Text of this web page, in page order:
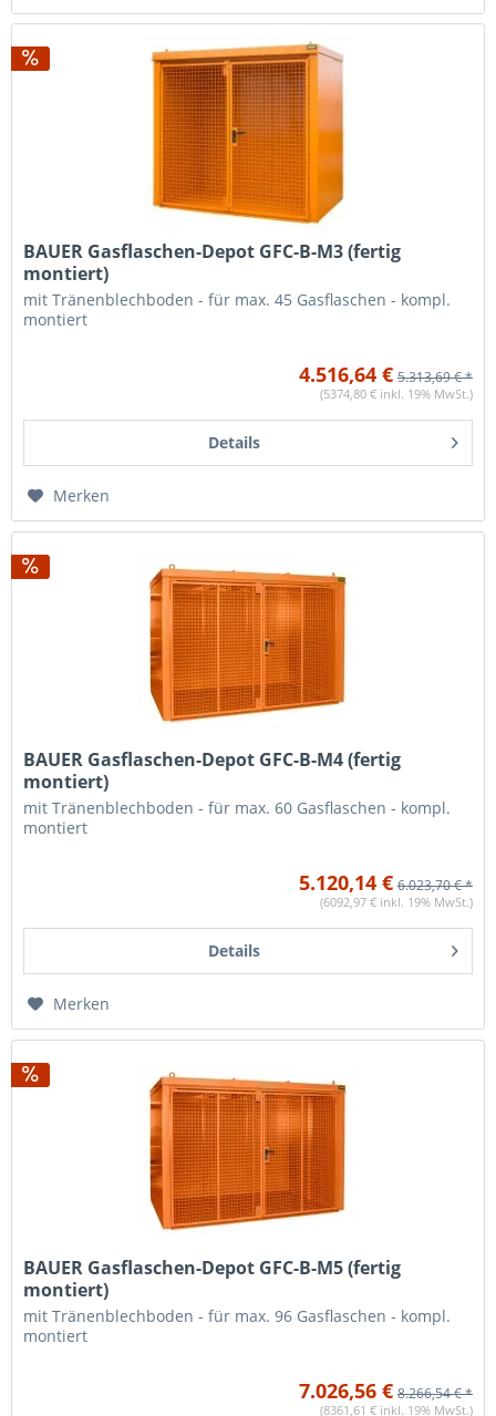
BAUER Gasflaschen-Depot GFC-B-M3 (fertig
montiert)
mit Tränenblechboden - für max. 45 Gasflaschen - kompl.
montiert
4.516,64 € 5.313,69 € *
(5374,80 € inkl. 19% MwSt.)
Details
Merken
BAUER Gasflaschen-Depot GFC-B-M4 (fertig
montiert)
mit Tränenblechboden - für max. 60 Gasflaschen - kompl.
montiert
5.120,14 € 6.023,70 € *
(6092,97 € inkl. 19% MwSt.)
Details
Merken
BAUER Gasflaschen-Depot GFC-B-M5 (fertig
montiert)
mit Tränenblechboden - für max. 96 Gasflaschen - kompl.
montiert
7.026,56 € 8.266,54 € *
(8361,61 € inkl. 19% MwSt.)